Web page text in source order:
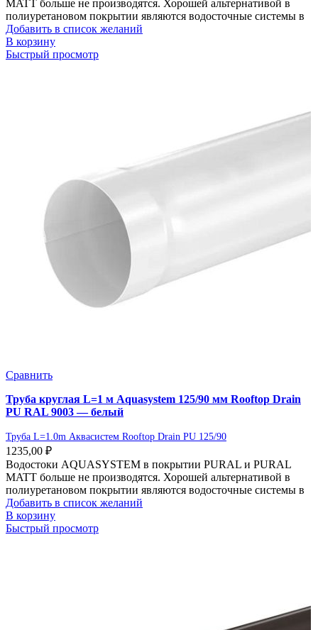
MATT больше не производятся. Хорошей альтернативой в
полиуретановом покрытии являются водосточные системы в
Добавить в список желаний
В корзину
Быстрый просмотр
Сравнить
Труба круглая L=1 м Aquasystem 125/90 мм Rooftop Drain
PU RAL 9003 — белый
Труба L=1.0m Аквасистем Rooftop Drain PU 125/90
1235,00 ₽
Водостоки AQUASYSTEM в покрытии PURAL и PURAL
MATT больше не производятся. Хорошей альтернативой в
полиуретановом покрытии являются водосточные системы в
Добавить в список желаний
В корзину
Быстрый просмотр